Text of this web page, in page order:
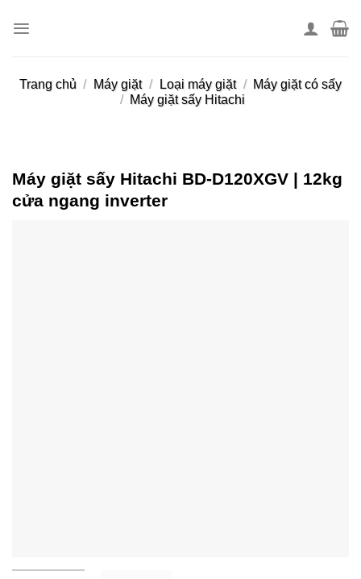
Trang chủ / Máy giặt / Loại máy giặt /
Máy giặt có sấy
/
Máy giặt sấy Hitachi
Máy giặt sấy Hitachi BD-D120XGV | 12kg
cửa ngang inverter